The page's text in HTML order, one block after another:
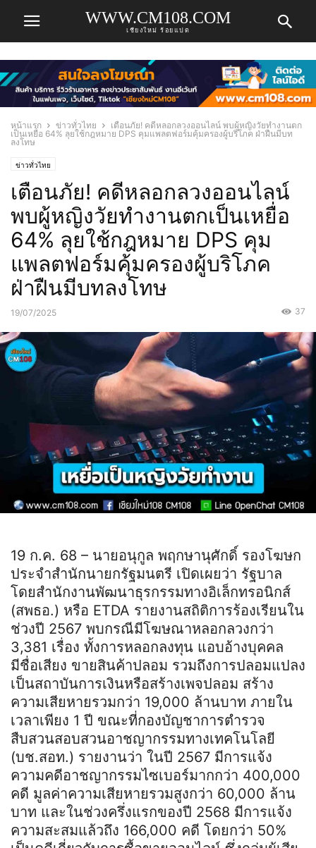
WWW.CM108.COM
เชียงใหม่ ร้อยแปด
หน้าแรก ข่าวทั่วไทย
เตือนภัย! คดีหลอกลวงออนไลน์ พบผู้หญิงวัยทำงานตก
เป็นเหยื่อ 64% ลุยใช้กฎหมาย DPS คุมแพลตฟอร์มคุ้มครองผู้บริโภค ฝ่าฝืนมีบท
ลงโทษ
ข่าวทั่วไทย
เตือนภัย! คดีหลอกลวงออนไลน์
พบผู้หญิงวัยทำงานตกเป็นเหยื่อ
64% ลุยใช้กฎหมาย DPS คุม
แพลตฟอร์มคุ้มครองผู้บริโภค
ฝ่าฝืนมีบทลงโทษ
19/07/2025 37
19 ก.ค. 68 – นายอนุกูล พฤกษานุศักดิ์ รองโฆษก
ประจำสำนักนายกรัฐมนตรี เปิดเผยว่า รัฐบาล
โดยสำนักงานพัฒนาธุรกรรมทางอิเล็กทรอนิกส์
(สพธอ.) หรือ ETDA รายงานสถิติการร้องเรียนใน
ช่วงปี 2567 พบกรณีมีโฆษณาหลอกลวงกว่า
3,381 เรื่อง ทั้งการหลอกลงทุน แอบอ้างบุคคล
มีชื่อเสียง ขายสินค้าปลอม รวมถึงการปลอมแปลง
เป็นสถาบันการเงินหรือสร้างเพจปลอม สร้าง
ความเสียหายรวมกว่า 19,000 ล้านบาท ภายใน
เวลาเพียง 1 ปี ขณะที่กองบัญชาการตำรวจ
สืบสวนสอบสวนอาชญากรรมทางเทคโนโลยี
(บช.สอท.) รายงานว่า ในปี 2567 มีการแจ้ง
ความคดีอาชญากรรมไซเบอร์มากกว่า 400,000
คดี มูลค่าความเสียหายรวมสูงกว่า 60,000 ล้าน
บาท และในช่วงครึ่งแรกของปี 2568 มีการแจ้ง
ความสะสมแล้วถึง 166,000 คดี โดยกว่า 50%